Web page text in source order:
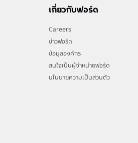
เกี่ยวกับฟอร์ด
Careers
ข่าวฟอร์ด
ข้อมูลองค์กร
สนใจเป็นผู้จำหน่ายฟอร์ด
นโนบายความเป็นส่วนตัว